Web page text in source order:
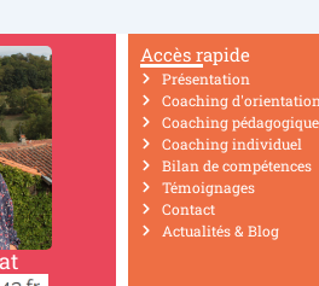
Accès rapide
Présentation
Coaching d'orientation
Coaching pédagogique
Coaching individuel
Bilan de compétences
Témoignages
Contact
Actualités & Blog